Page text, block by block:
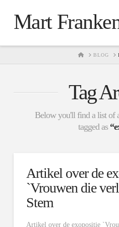
Mart
HOMEBLOG
Tag
Below you'll find a list of
tagged as
Artikel over de
`Vrouwen die
Stem
Artikel over de exopositie